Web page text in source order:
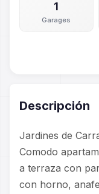
1
Garages
Descripción
Jardines de
Comodo
a terraza con
con horno,